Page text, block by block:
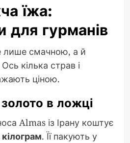
їжа:
для гурманів
лише смачною, а й
кілька страв і
ціною.
в ложці
Almas із Ірану коштує
. Її пакують у